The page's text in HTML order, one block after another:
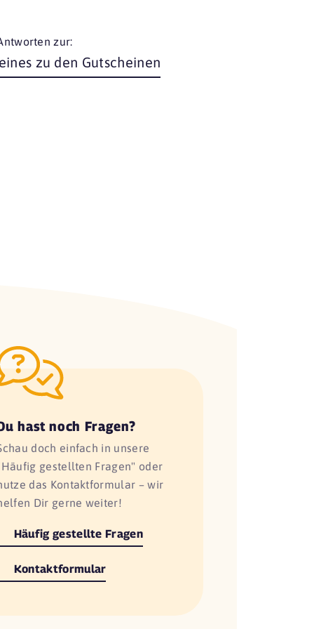
zur:
zu den Gutscheinen
hast noch Fragen?
doch einfach in unsere
gestellten Fragen" oder
das Kontaktformular – wir
Dir gerne weiter!
Häufig gestellte Fragen
Kontaktformular